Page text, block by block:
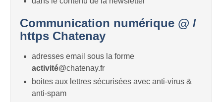
Communication numérique @ /
https Chatenay
adresses email sous la forme
activité@chatenay.fr
boites aux lettres sécurisées avec anti-virus &
anti-spam